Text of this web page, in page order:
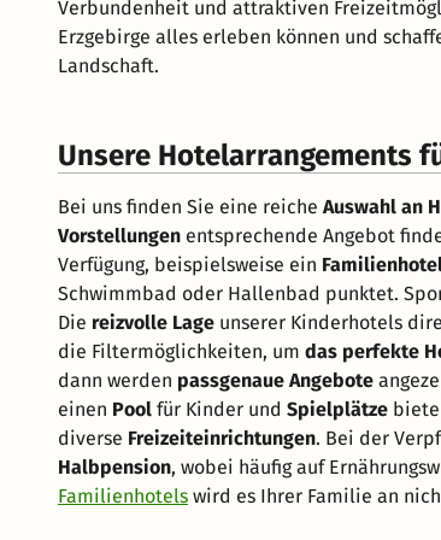
Verbundenheit und attraktiven
Erzgebirge alles erleben können und
Landschaft.
Unsere Hotelarrangements
Bei uns finden Sie eine reiche Auswahl an
Vorstellungen entsprechende Angebot
Verfügung, beispielsweise ein
Schwimmbad oder Hallenbad punktet.
Die reizvolle Lage unserer Kinderhotels
die Filtermöglichkeiten, um das perfekte
dann werden passgenaue Angebote
einen Pool für Kinder und Spielplätze
diverse Freizeiteinrichtungen. Bei der
Halbpension, wobei häufig auf
Familienhotels wird es Ihrer Familie an